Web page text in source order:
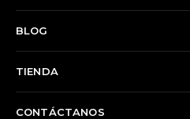
BLOG
TIENDA
CONTÁCTANOS